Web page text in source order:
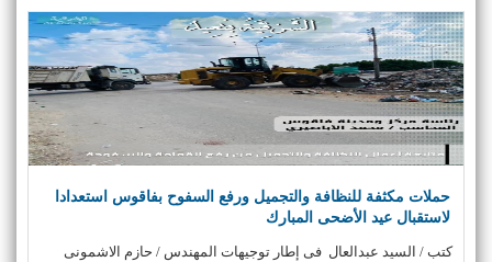
حملات مكثفة للنظافة والتجميل ورفع السفوح بفاقوس استعدادا
لاستقبال عيد الأضحى المبارك
كتب / السيد عبدالعال فى إطار توجيهات المهندس / حازم الاشمونى